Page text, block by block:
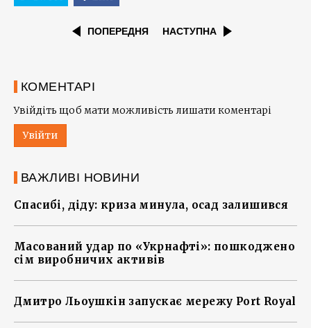
ПОПЕРЕДНЯ НАСТУПНА
КОМЕНТАРІ
Увійдіть щоб мати можливість лишати коментарі
Увійти
ВАЖЛИВІ НОВИНИ
Спасибі, діду: криза минула, осад залишився
Масований удар по «Укрнафті»: пошкоджено
сім виробничих активів
Дмитро Льоушкін запускає мережу Port Royal